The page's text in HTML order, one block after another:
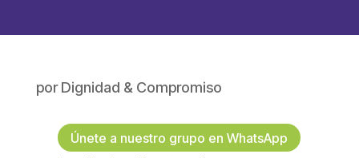
porDignidad & Compromiso
Únete a nuestro grupo en WhatsApp